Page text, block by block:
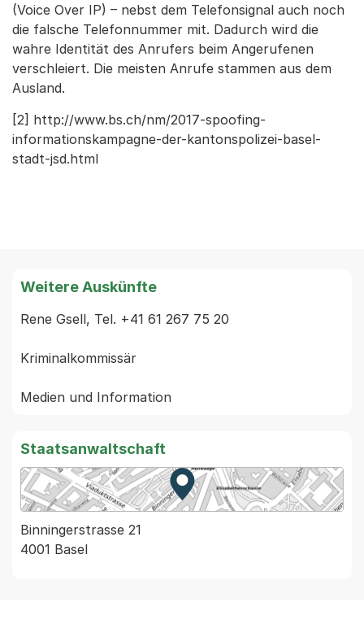
(Voice Over IP) – nebst dem Telefonsignal auch noch
die falsche Telefonnummer mit. Dadurch wird die
wahre Identität des Anrufers beim Angerufenen
verschleiert. Die meisten Anrufe stammen aus dem
Ausland.
[2] http://www.bs.ch/nm/2017-spoofing-
informationskampagne-der-kantonspolizei-basel-
stadt-jsd.html
Weitere Auskünfte
Rene Gsell, Tel. +41 61 267 75 20
Kriminalkommissär
Staatsanwaltschaft
Zur Karte von MapBS.
Externer Link, wird in einem
Binningerstrasse 21
4001 Basel